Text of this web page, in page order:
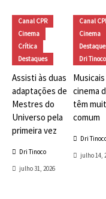
Canal CPR
Cinema
Crítica
Destaques
Assisti às duas
adaptações de
Mestres do
Universo pela
primeira vez
Dri Tinoco
julho 31, 2026
Canal
Cinema
Dri Tinoco
cinema
têm
comum
Dri
julho 14,